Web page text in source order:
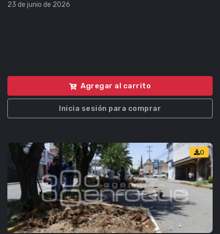
23 de junio de 2026
Agregar al carrito
Inicia sesión para comprar
0